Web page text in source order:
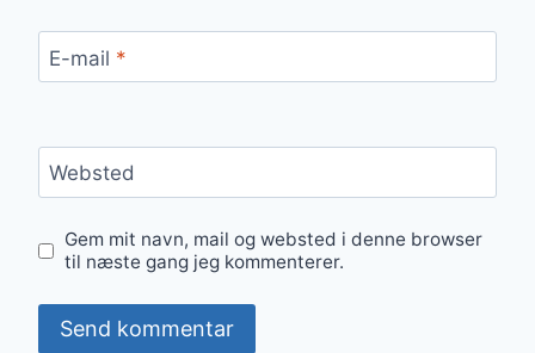
E-mail *
Websted
Gem mit navn, mail og websted i denne browser
til næste gang jeg kommenterer.